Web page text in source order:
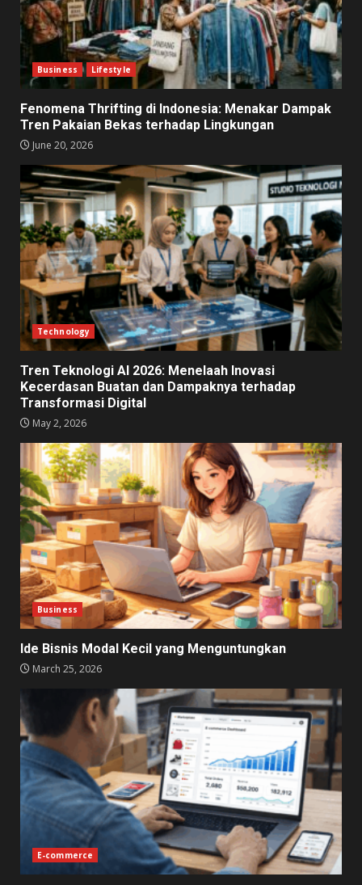
Business Lifestyle
Fenomena Thrifting di Indonesia: Menakar Dampak
Tren Pakaian Bekas terhadap Lingkungan
June 20, 2026
Technology
Tren Teknologi AI 2026: Menelaah Inovasi
Kecerdasan Buatan dan Dampaknya terhadap
Transformasi Digital
May 2, 2026
Business
Ide Bisnis Modal Kecil yang Menguntungkan
March 25, 2026
E-commerce